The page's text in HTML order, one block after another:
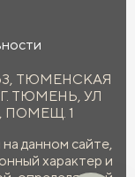
ТЮМЕНСКАЯ
ТЮМЕНЬ, УЛ
ПОМЕЩ. 1
данном сайте,
характер и